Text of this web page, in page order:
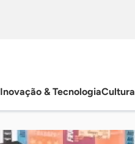
Inovação & Tecnologia